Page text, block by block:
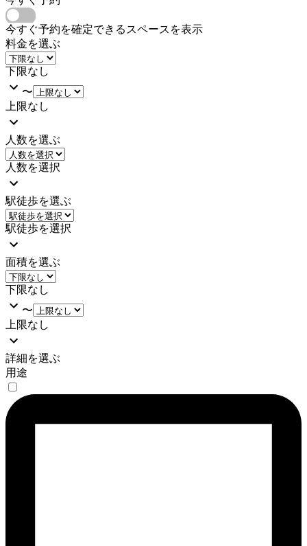
今すぐ予約を確定できるスペースを表示
料金を選ぶ
下限なし
〜
上限なし
人数を選ぶ
人数を選択
駅徒歩を選ぶ
駅徒歩を選択
面積を選ぶ
下限なし
〜
上限なし
詳細を選ぶ
用途